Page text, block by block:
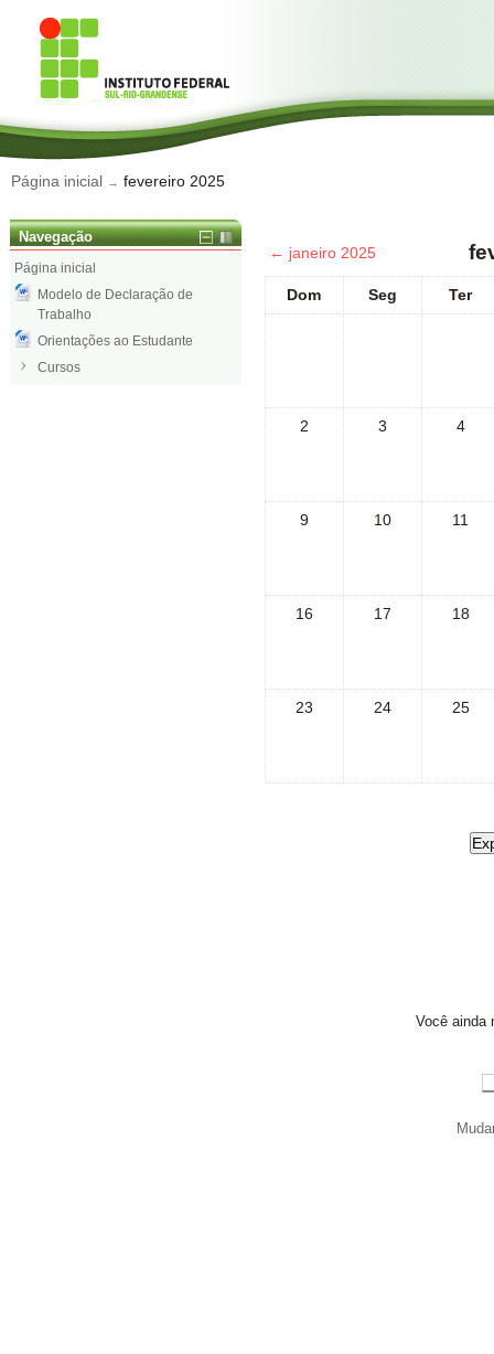
Página inicial → fevereiro 2025
← janeiro 2025
Dom Seg Ter
2 3 4
9 10 11
16 17 18
23 24 25
Navegação
Página inicial
Modelo de Declaração de
Trabalho
Orientações ao Estudante
Cursos
Você ainda